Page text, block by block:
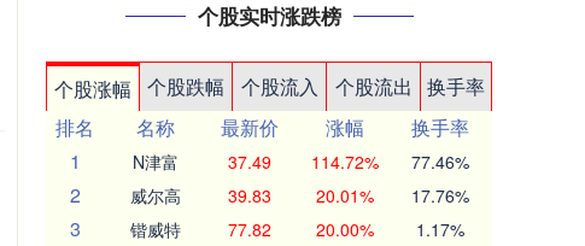
个股实时涨跌榜
个股涨幅 个股跌幅 个股流入 个股流出
换手率
排名
名称 最新价 涨幅
换手率
1
N津富 37.49 114.72% 77.46%
2 威尔高 39.83 20.01% 17.76%
3 锴威特 77.82 20.00% 1.17%